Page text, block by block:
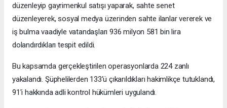
düzenleyip gayrimenkul satışı yaparak, sahte senet
düzenleyerek, sosyal medya üzerinden sahte ilanlar vererek ve
iş bulma vaadiyle vatandaşları 936 milyon 581 bin lira
dolandırdıkları tespit edildi.
Bu kapsamda gerçekleştirilen operasyonlarda 224 zanlı
yakalandı. Şüphelilerden 133'ü çıkarıldıkları hakimlikçe tutuklandı,
91'i hakkında adli kontrol hükümleri uygulandı.